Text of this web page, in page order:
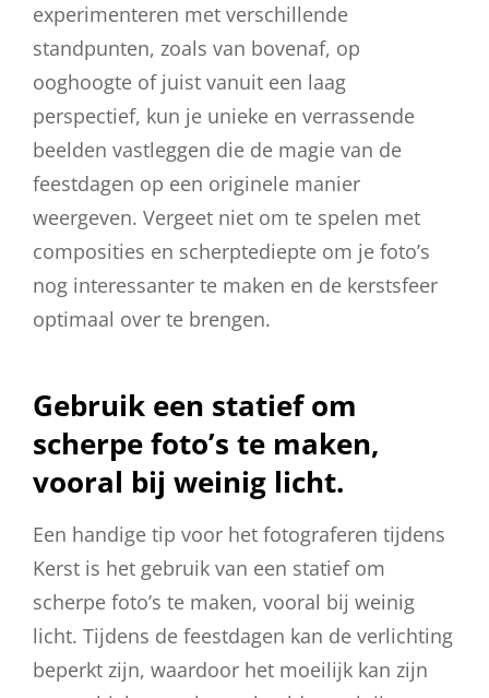
experimenteren met verschillende
standpunten, zoals van bovenaf, op
ooghoogte of juist vanuit een laag
perspectief, kun je unieke en verrassende
beelden vastleggen die de magie van de
feestdagen op een originele manier
weergeven. Vergeet niet om te spelen met
composities en scherptediepte om je foto’s
nog interessanter te maken en de kerstsfeer
optimaal over te brengen.
Gebruik een statief om
scherpe foto’s te maken,
vooral bij weinig licht.
Een handige tip voor het fotograferen tijdens
Kerst is het gebruik van een statief om
scherpe foto’s te maken, vooral bij weinig
licht. Tijdens de feestdagen kan de verlichting
beperkt zijn, waardoor het moeilijk kan zijn